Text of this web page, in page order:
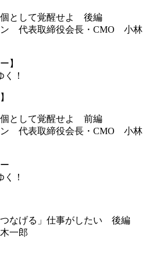
として覚醒せよ 後編
ン 代表取締役会長・CMO 小林
！
として覚醒せよ 前編
ン 代表取締役会長・CMO 小林
！
つなげる」仕事がしたい 後編
一郎